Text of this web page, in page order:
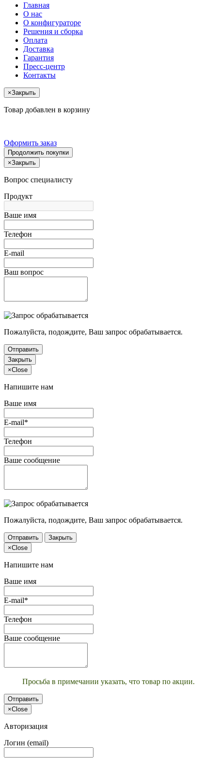
Главная
О нас
О конфигураторе
Решения и сборка
Оплата
Доставка
Гарантия
Пресс-центр
Контакты
×Закрыть
Товар добавлен в корзину
Оформить заказ
Продолжить покупки
×Закрыть
Вопрос специалисту
Продукт
Ваше имя
Телефон
E-mail
Ваш вопрос
Пожалуйста, подождите, Ваш запрос обрабатывается.
Отправить
Закрыть
×Close
Напишите нам
Ваше имя
E-mail*
Телефон
Ваше сообщение
Пожалуйста, подождите, Ваш запрос обрабатывается.
Отправить
Закрыть
×Close
Напишите нам
Ваше имя
E-mail*
Телефон
Ваше сообщение
Просьба в примечании указать, что товар по акции.
Отправить
×Close
Авторизация
Логин (email)